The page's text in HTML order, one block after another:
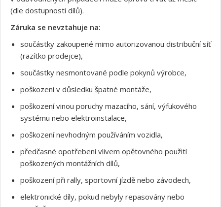
(dle dostupnosti dílů).
Záruka se nevztahuje na:
součástky zakoupené mimo autorizovanou distribuční síť
(razítko prodejce),
součástky nesmontované podle pokynů výrobce,
poškození v důsledku špatné montáže,
poškození vinou poruchy mazacího, sání, výfukového
systému nebo elektroinstalace,
poškození nevhodným používáním vozidla,
předčasné opotřebení vlivem opětovného použití
poškozených montážních dílů,
poškození při rally, sportovní jízdě nebo závodech,
elektronické díly, pokud nebyly repasovány nebo
Souhlasím s GDPR